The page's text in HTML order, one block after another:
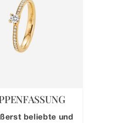
beliebte und